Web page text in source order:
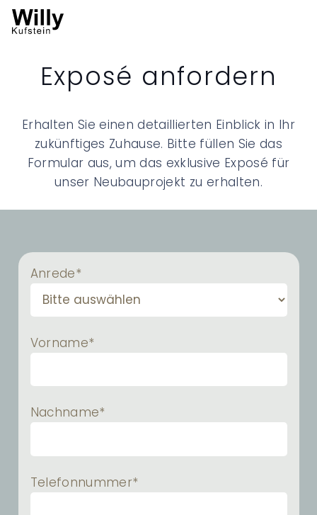
Exposé anfordern
Erhalten Sie einen detaillierten Einblick in Ihr
zukünftiges Zuhause. Bitte füllen Sie das
Formular aus, um das exklusive Exposé für
unser Neubauprojekt zu erhalten.
Anrede*
Vorname*
Nachname*
Telefonnummer*